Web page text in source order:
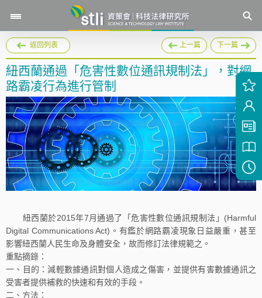
返回列表 上一篇 下一篇
紐西蘭通過「危害性數位通訊規制法」，對網
路霸凌行為進行管制
紐西蘭於2015年7月通過了「危害性數位通訊規制法」(Harmful
Digital Communications Act)。有鑑於網路霸凌現象日益嚴重，甚至
影響紐西蘭人民生命及身體安全，故而修訂法律規範之。
重點摘錄：
一、目的：減輕數據通訊對個人造成之傷害，並提供有害數據通訊之
受害者提供補救的快速和有效的手段。
二、方法：